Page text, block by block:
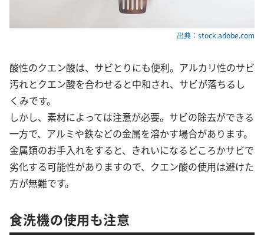
出典：stock.adobe.com
酸性のクエン酸は、サビとりにも便利。アルカリ性のサビ
汚れとクエン酸を合わせると中和され、サビが落ちるし
くみです。
しかし、素材によっては注意が必要。サビの除去ができる
一方で、アルミや鉄などの金属を溶かす場合があります。
金属類のお手入れをすると、きれいになるどころかサビで
劣化する可能性がありますので、クエン酸の使用は避けた
方が無難です。
食洗機の使用も注意